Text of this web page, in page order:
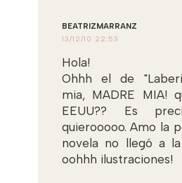
BEATRIZMARRANZ
13/12/10 22:53
Hola!
Ohhh el de
mia, MADRE MIA!
EEUU?? Es
quierooooo. Amo la
novela no llegó a
oohhh ilustraciones!